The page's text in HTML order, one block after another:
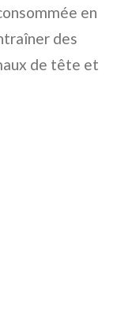
en
des
de tête et